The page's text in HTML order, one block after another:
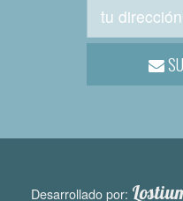
Desarrollado por: